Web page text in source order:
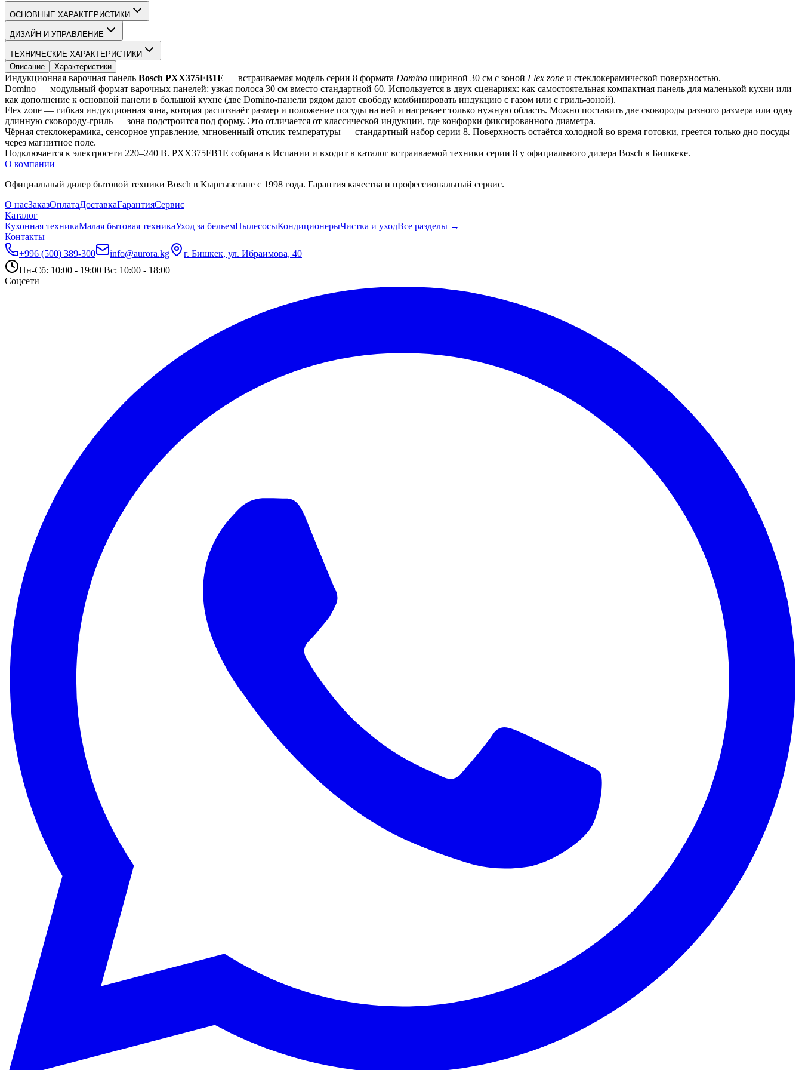
ОСНОВНЫЕ ХАРАКТЕРИСТИКИ
ДИЗАЙН И УПРАВЛЕНИЕ
ТЕХНИЧЕСКИЕ ХАРАКТЕРИСТИКИ
Описание
Характеристики
Индукционная варочная панель Bosch PXX375FB1E — встраиваемая модель серии 8 формата Domino шириной 30 см с зоной Flex zone и стеклокерамической поверхностью.
Domino — модульный формат варочных панелей: узкая полоса 30 см вместо стандартной 60. Используется в двух сценариях: как самостоятельная компактная панель для маленькой кухни или
как дополнение к основной панели в большой кухне (две Domino-панели рядом дают свободу комбинировать индукцию с газом или с гриль-зоной).
Flex zone — гибкая индукционная зона, которая распознаёт размер и положение посуды на ней и нагревает только нужную область. Можно поставить две сковороды разного размера или одну
длинную сковороду-гриль — зона подстроится под форму. Это отличается от классической индукции, где конфорки фиксированного диаметра.
Чёрная стеклокерамика, сенсорное управление, мгновенный отклик температуры — стандартный набор серии 8. Поверхность остаётся холодной во время готовки, греется только дно посуды
через магнитное поле.
Подключается к электросети 220–240 В. PXX375FB1E собрана в Испании и входит в каталог встраиваемой техники серии 8 у официального дилера Bosch в Бишкеке.
О компании
Официальный дилер бытовой техники Bosch в Кыргызстане с 1998 года. Гарантия качества и профессиональный сервис.
О насЗаказОплатаДоставкаГарантияСервис
Каталог
Кухонная техникаМалая бытовая техникаУход за бельемПылесосыКондиционерыЧистка и уходВсе разделы →
Контакты
+996 (500) 389-300
info@aurora.kg
г. Бишкек, ул. Ибраимова, 40
Пн-Сб: 10:00 - 19:00 Вс: 10:00 - 18:00
Соцсети